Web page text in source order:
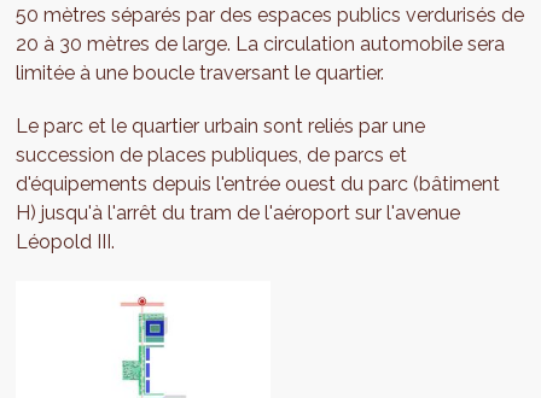
50 mètres séparés par des espaces publics verdurisés de
20 à 30 mètres de large. La circulation automobile sera
limitée à une boucle traversant le quartier.
Le parc et le quartier urbain sont reliés par une
succession de places publiques, de parcs et
d'équipements depuis l'entrée ouest du parc (bâtiment
H) jusqu'à l'arrêt du tram de l'aéroport sur l'avenue
Léopold III.